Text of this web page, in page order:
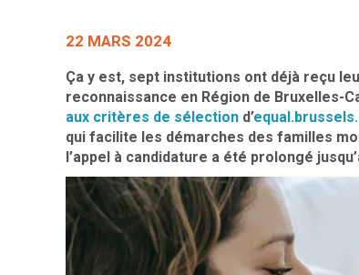
22 MARS 2024
Ça y est, sept institutions ont déjà reçu
reconnaissance en Région de Bruxelles-
aux critères de sélection d’equal.brussels.
qui facilite les démarches des familles
l’appel à candidature a été prolongé